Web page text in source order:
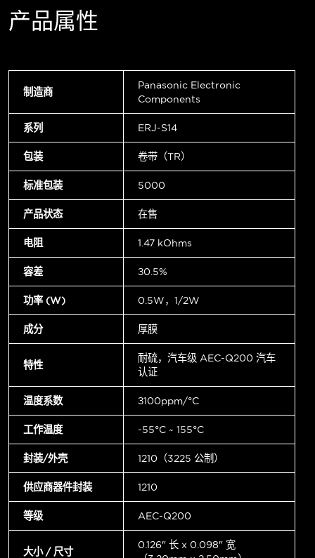
产品属性
制造商
Panasonic Electronic
Components
系列 ERJ-S14
包装 卷带（TR）
标准包装 5000
产品状态 在售
电阻 1.47 kOhms
容差 ±0.5%
功率 (W) 0.5W，1/2W
成分 厚膜
特性
耐硫，汽车级 AEC-Q200 汽车
认证
温度系数 ±100ppm/°C
工作温度 -55°C ~ 155°C
封装/外壳 1210（3225 公制）
供应商器件封装 1210
等级 AEC-Q200
大小 / 尺寸
0.126" 长 x 0.098" 宽